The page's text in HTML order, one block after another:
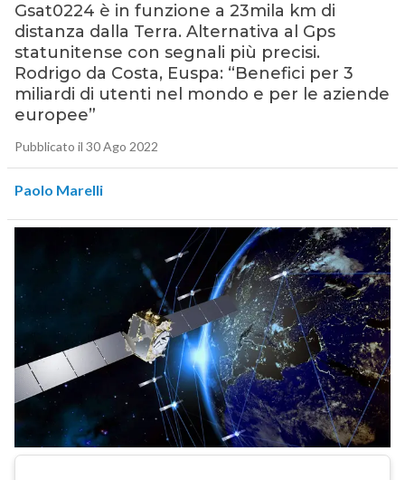
Gsat0224 è in funzione a 23mila km di
distanza dalla Terra. Alternativa al Gps
statunitense con segnali più precisi.
Rodrigo da Costa, Euspa: “Benefici per 3
miliardi di utenti nel mondo e per le aziende
europee”
Pubblicato il 30 Ago 2022
Paolo Marelli